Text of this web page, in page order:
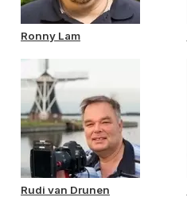
Ronny Lam
Rudi van Drunen